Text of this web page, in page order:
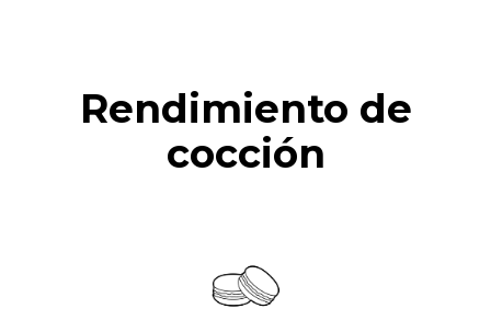
Rendimiento de
cocción